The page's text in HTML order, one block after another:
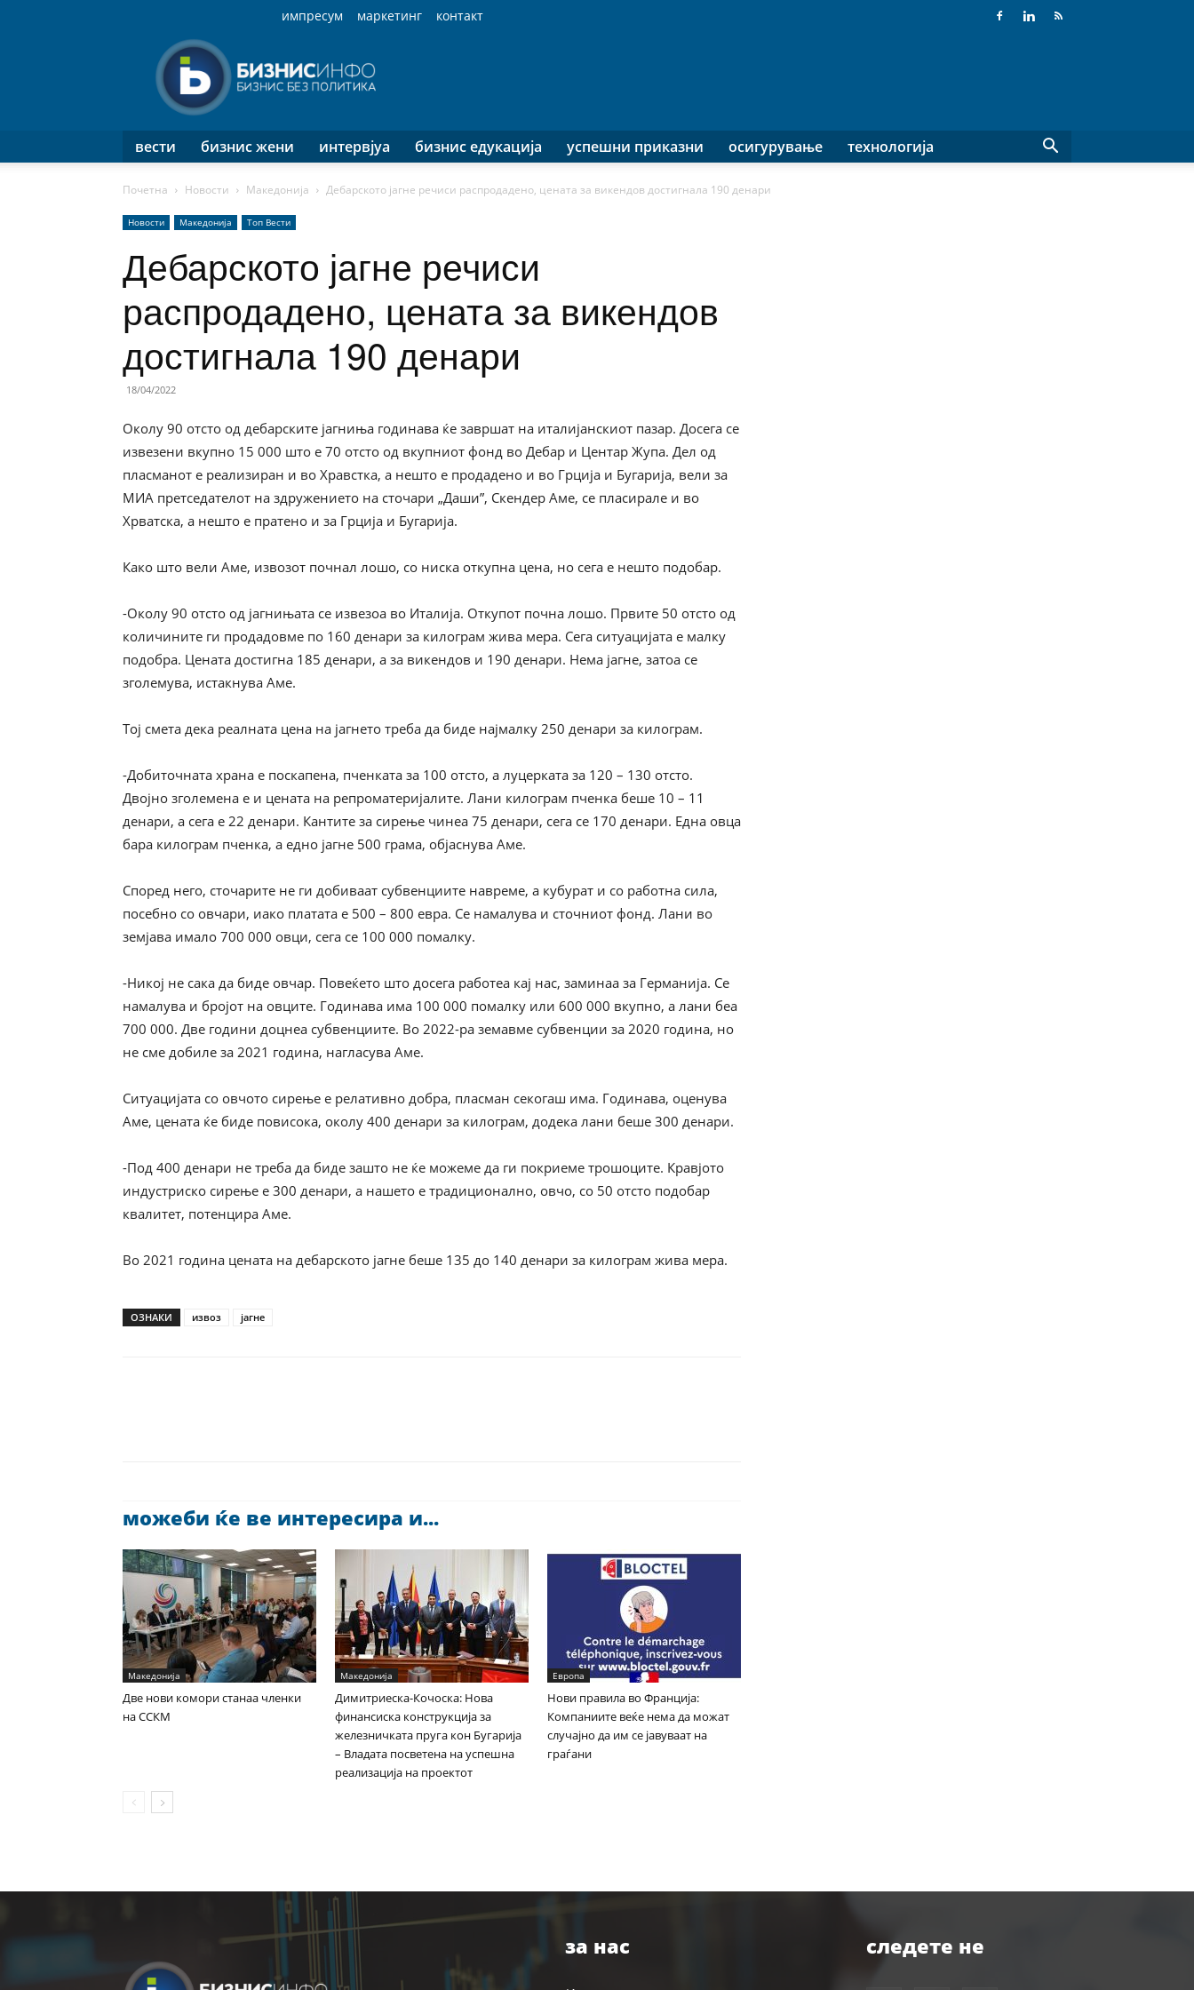
импресум маркетинг
контакт
Инфо
вести бизнис жени интервјуа бизнис едукација успешни приказни осигурување технологија
Почетна Новости Македонија Дебарското јагне речиси распродадено, цената за викендов достигнала 190 денари
Новости Македонија Топ Вести
Дебарското јагне речиси
распродадено, цената за викендов
достигнала 190 денари
18/04/2022
Околу 90 отсто од дебарските јагниња годинава ќе завршат на италијанскиот пазар. Досега се
извезени вкупно 15 000 што е 70 отсто од вкупниот фонд во Дебар и Центар Жупа. Дел од
пласманот е реализиран и во Хравстка, а нешто е продадено и во Грција и Бугарија, вели за
МИА претседателот на здружението на сточари „Даши”, Скендер Аме, се пласирале и во
Хрватска, а нешто е пратено и за Грција и Бугарија.
Како што вели Аме, извозот почнал лошо, со ниска откупна цена, но сега е нешто подобар.
-Околу 90 отсто од јагнињата се извезоа во Италија. Откупот почна лошо. Првите 50 отсто од
количините ги продадовме по 160 денари за килограм жива мера. Сега ситуацијата е малку
подобра. Цената достигна 185 денари, а за викендов и 190 денари. Нема јагне, затоа се
зголемува, истакнува Аме.
Тој смета дека реалната цена на јагнето треба да биде најмалку 250 денари за килограм.
-Добиточната храна е поскапена, пченката за 100 отсто, а луцерката за 120 – 130 отсто.
Двојно зголемена е и цената на репроматеријалите. Лани килограм пченка беше 10 – 11
денари, а сега е 22 денари. Кантите за сирење чинеа 75 денари, сега се 170 денари. Една овца
бара килограм пченка, а едно јагне 500 грама, објаснува Аме.
Според него, сточарите не ги добиваат субвенциите навреме, а кубурат и со работна сила,
посебно со овчари, иако платата е 500 – 800 евра. Се намалува и сточниот фонд. Лани во
земјава имало 700 000 овци, сега се 100 000 помалку.
-Никој не сака да биде овчар. Повеќето што досега работеа кај нас, заминаа за Германија. Се
намалува и бројот на овците. Годинава има 100 000 помалку или 600 000 вкупно, а лани беа
700 000. Две години доцнеа субвенциите. Во 2022-ра земавме субвенции за 2020 година, но
не сме добиле за 2021 година, нагласува Аме.
Ситуацијата со овчото сирење е релативно добра, пласман секогаш има. Годинава, оценува
Аме, цената ќе биде повисока, околу 400 денари за килограм, додека лани беше 300 денари.
-Под 400 денари не треба да биде зашто не ќе можеме да ги покриеме трошоците. Кравјото
индустриско сирење е 300 денари, а нашето е традиционално, овчо, со 50 отсто подобар
квалитет, потенцира Аме.
Во 2021 година цената на дебарското јагне беше 135 до 140 денари за килограм жива мера.
ОЗНАКИ извоз јагне
можеби ќе ве интересира и...
Македонија
Две нови комори станаа членки
на ССКМ
Македонија
Димитриеска-Кочоска: Нова
финансиска конструкција за
железничката пруга кон Бугарија
– Владата посветена на успешна
реализација на проектот
Европа
Нови правила во Франција:
Компаниите веќе нема да можат
случајно да им се јавуваат на
граѓани
за нас следете не